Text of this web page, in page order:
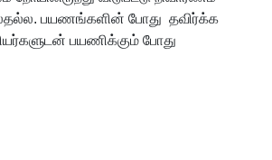
பயணங்களின் போது தவிர்க்க
பயணிக்கும் போது